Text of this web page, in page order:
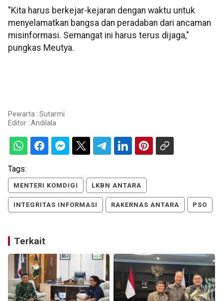
"Kita harus berkejar-kejaran dengan waktu untuk
menyelamatkan bangsa dan peradaban dari ancaman
misinformasi. Semangat ini harus terus dijaga,"
pungkas Meutya.
Pewarta : Sutarmi
Editor : Andilala
Tags:
MENTERI KOMDIGI LKBN ANTARA
INTEGRITAS INFORMASI RAKERNAS ANTARA PSO
Terkait